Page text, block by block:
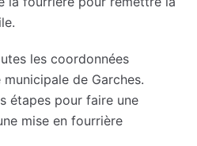
les coordonnées
de Garches.
étapes pour faire une
mise en fourrière